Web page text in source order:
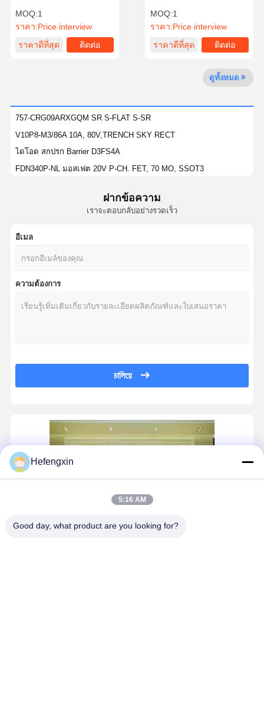
ตัวเก็บประจุเซรามิกหลายชั้น
ยืนยันแผ่นหนา
ไดโอด์ป้องกัน ESD
ทรานซิสเตอร์มอสเฟต
อุปกรณ์ป้องกันไฟกระชากไทริสเตอร์
ไบโพลาร์จังก์ชั่นทรานซิสเตอร์
MOQ:1
ราคา:Price interview
ราคาดีที่สุด
ติดต่อ
MOQ:1
ราคา:Price interview
ราคาดีที่สุด
ติดต่อ
ดูทั้งหมด
757-CRG09ARXGQM SR S-FLAT S-SR
V10P8-M3/86A 10A, 80V,TRENCH SKY RECT
ไดโอด สกปรก Barrier D3FS4A
FDN340P-NL มอสเฟต 20V P-CH. FET, 70 MO, SSOT3
CECS065V0-G ไดโอดป้องกัน ESD / ไดโอด TVS 5 ช่อง ทิศทางคู่ ESD
FDN340P_NL มอสเฟต 20V P-CH. FET, 70 MO, SSOT3,
RTE002P02 มอสเฟต ทรานซิสเตอร์ มอสเฟต 20V 200MA SOT416
ไดโอด TVS SMCJ43A ไดโอดป้องกัน ESD / ไดโอด TVS 1.5KW,43V
SMCJ43CA ESD protection diode /TVS diode 1.5KW,43V
ไดโอดป้องกัน ESD / ไดโอด TVS SMCJ43CA-E3/57T 1500W 43V แบบ
GMF05C-HSF-GS08 ESD protection diode /TVS diode ESD protection-
ไดโอดซีเนอร์ KDZTR10B 10V
610-CMOSH2-4LTR ไดโอด สกปรก และตัวเรียงกระแสไฟฟ้ากระแสสูง 40
ฝากข้อความ
เราจะตอบกลับอย่างรวดเร็ว
อีเมล
ความต้องการ
চালিয়ে
Hefengxin
5:16 AM
Good day, what product are you looking for?